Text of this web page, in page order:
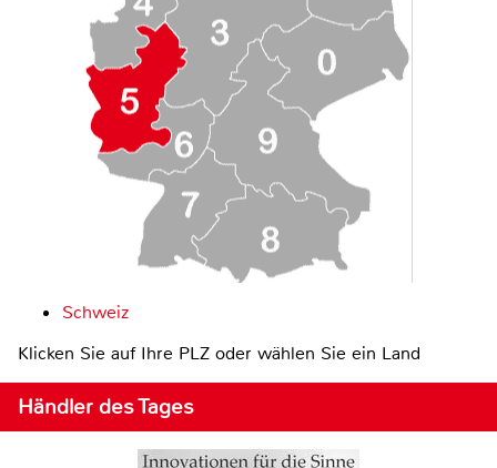
Schweiz
Klicken Sie auf Ihre PLZ oder wählen Sie ein Land
Händler des Tages